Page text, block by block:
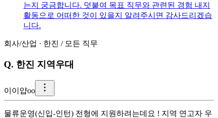
는지 궁금합니다. 덧붙여 목표 직무와 관련된 경험 내지
활동으로 어떠한 것이 있을지 알려주시면 감사드리겠습
니다.
회사/산업 · 한진 / 모든 직무
Q. 한진 지역우대
이 이얍oo
물류운영(신입-인턴) 전형에 지원하려는데요 ! 지역 연고자 우